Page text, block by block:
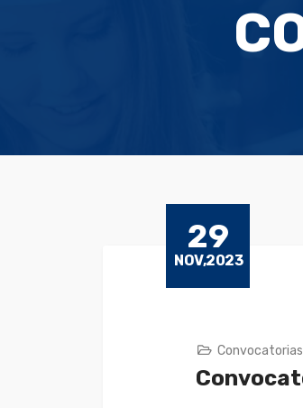
29
NOV,2023
Convocatorias